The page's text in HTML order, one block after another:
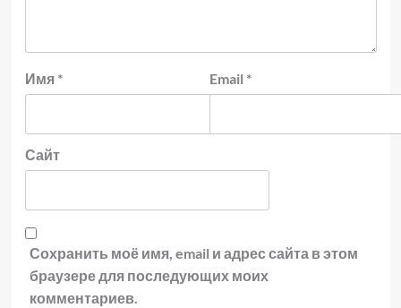
Имя * Email *
Сайт
Сохранить моё имя, email и адрес сайта в этом
браузере для последующих моих
комментариев.